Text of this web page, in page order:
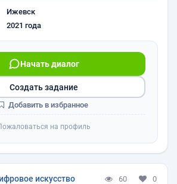
Ижевск
2021 года
Начать диалог
Создать задание
Добавить в избранное
на профиль
искусство 60 0